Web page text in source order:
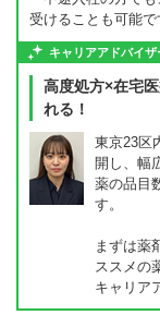
受けることも可能で
キャリアアドバイザ
高度処方×在宅
れる！
東京23区
開し、幅
薬の品目
す。
まずは薬
ススメの
キャリア